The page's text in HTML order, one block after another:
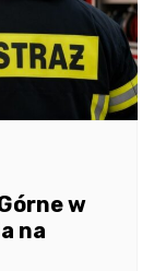
w
na